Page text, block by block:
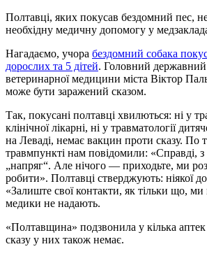
Полтавці, яких покусав бездомний пес,
необхідну медичну допомогу у
Нагадаємо, учора бездомний собака
дорослих та 5 дітей. Головний державний
ветеринарної медицини міста Віктор
може бути заражений сказом.
Так, покусані полтавці хвилються: ні у
клінічної лікарні, ні у травматології
на Леваді, немає вакцин проти сказу. По
травмпункті нам повідомили: «Справді,
„напряг“. Але нічого — приходьте, ми
робити». Полтавці стверджують: ніякої
«Залиште свої контакти, як тільки що,
медики не надають.
«Полтавщина» подзвонила у кілька
сказу у них також немає.